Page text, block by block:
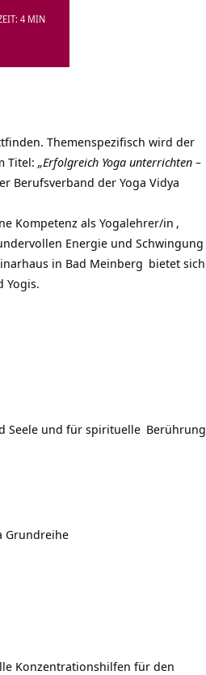
4 MIN
Themenspezifisch wird der
Titel: „Erfolgreich Yoga unterrichten –
Berufsverband der Yoga Vidya
Kompetenz als Yogalehrer/in ,
Energie und Schwingung
in Bad Meinberg bietet sich
Yogis.
Seele und für spirituelle Berührung
Grundreihe
Konzentrationshilfen für den